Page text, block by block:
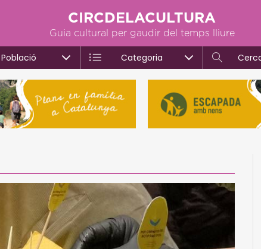
CIRCDELACULTURA
Guia cultural per gaudir del temps lliure
Població Categoria